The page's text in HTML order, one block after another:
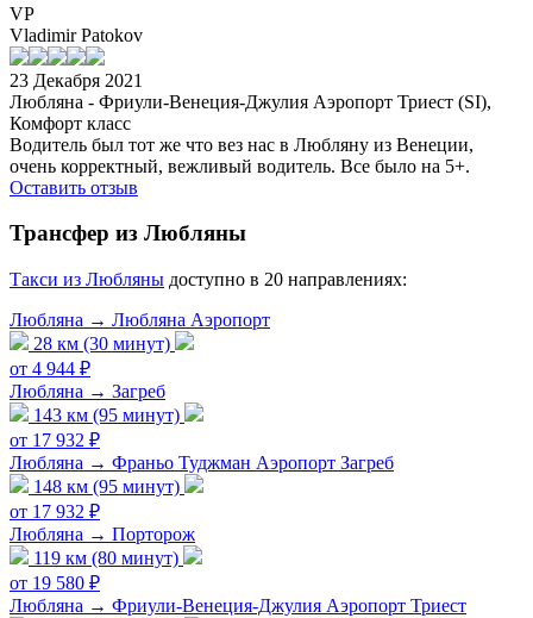
VP
Vladimir Patokov
23 Декабря 2021
Любляна - Фриули-Венеция-Джулия Аэропорт Триест (SI),
Комфорт класс
Водитель был тот же что вез нас в Любляну из Венеции,
очень корректный, вежливый водитель. Все было на 5+.
Оставить отзыв
Трансфер из Любляны
Tакси из Любляны доступно в 20 направлениях:
Любляна → Любляна Аэропорт
28 км (30 минут)
от 4 944 ₽
Любляна → Загреб
143 км (95 минут)
от 17 932 ₽
Любляна → Франьо Туджман Аэропорт Загреб
148 км (95 минут)
от 17 932 ₽
Любляна → Порторож
119 км (80 минут)
от 19 580 ₽
Любляна → Фриули-Венеция-Джулия Аэропорт Триест